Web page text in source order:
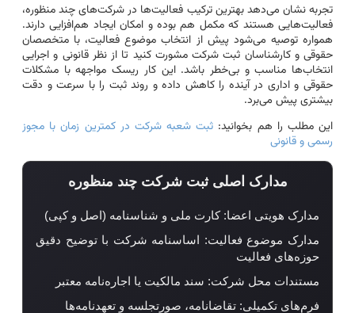
تجربه نشان می‌دهد بهترین ترکیب فعالیت‌ها در شرکت‌های چند منظوره،
فعالیت‌هایی هستند که مکمل هم بوده و امکان ایجاد هم‌افزایی دارند.
همواره توصیه می‌شود پیش از انتخاب موضوع فعالیت، با متخصصان
حقوقی و کارشناسان ثبت شرکت مشورت کنید تا از نظر قانونی و اجرایی
انتخاب‌ها مناسب و بی‌خطر باشد. این کار ریسک مواجهه با مشکلات
حقوقی و اداری در آینده را کاهش داده و روند ثبت را با سرعت و دقت
بیشتری پیش می‌برد.
این مطلب را هم بخوانید: ثبت شعبه شرکت در کمترین زمان با مجوز
رسمی و قانونی
مدارک اصلی ثبت شرکت چند منظوره
مدارک هویتی اعضا: کارت ملی و شناسنامه (اصل و کپی)
مدارک موضوع فعالیت: اساسنامه شرکت با توضیح دقیق
حوزه‌های فعالیت
مستندات محل شرکت: سند مالکیت یا اجاره‌نامه معتبر
فرم‌های تکمیلی: تقاضانامه، صورتجلسه و تعهدنامه‌ها